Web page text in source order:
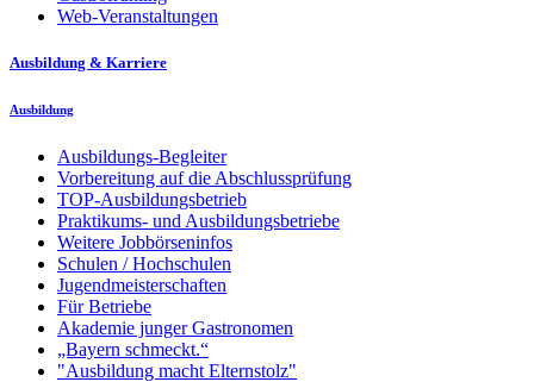
Web-Veranstaltungen
Ausbildung & Karriere
Ausbildung
Ausbildungs-Begleiter
Vorbereitung auf die Abschlussprüfung
TOP-Ausbildungsbetrieb
Praktikums- und Ausbildungsbetriebe
Weitere Jobbörseninfos
Schulen / Hochschulen
Jugendmeisterschaften
Für Betriebe
Akademie junger Gastronomen
„Bayern schmeckt.“
"Ausbildung macht Elternstolz"